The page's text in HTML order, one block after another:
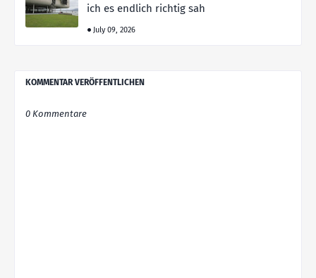
ich es endlich richtig sah
July 09, 2026
KOMMENTAR VERÖFFENTLICHEN
0 Kommentare